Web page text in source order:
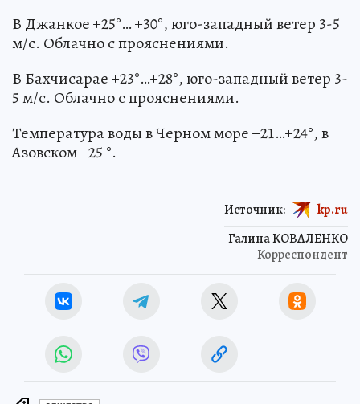
В Джанкое +25°… +30°, юго-западный ветер 3-5
м/с. Облачно с прояснениями.
В Бахчисарае +23°…+28°, юго-западный ветер 3-
5 м/с. Облачно с прояснениями.
Температура воды в Черном море +21…+24°, в
Азовском +25 °.
Галина КОВАЛЕНКО
Корреспондент
Источник: kp.ru